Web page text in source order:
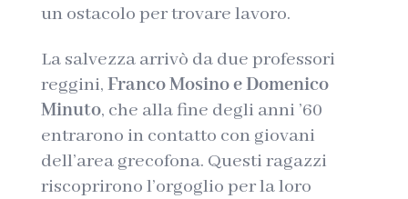
un ostacolo per trovare lavoro.
La salvezza arrivò da due professori
reggini, Franco Mosino e Domenico
Minuto, che alla fine degli anni ’60
entrarono in contatto con giovani
dell’area grecofona. Questi ragazzi
riscoprirono l’orgoglio per la loro